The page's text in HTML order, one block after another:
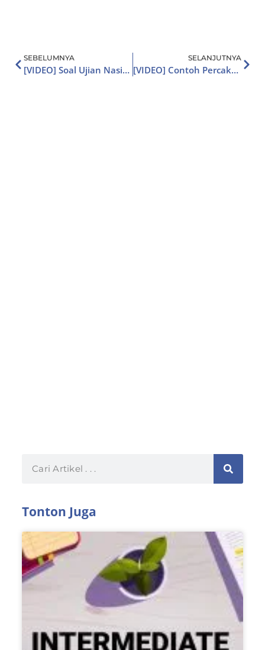
SEBELUMNYA
[VIDEO] Soal Ujian Nasional Bahasa Inggris SMA SMK 2018 2019 – NOUNS
SELANJUTNYA
[VIDEO] Contoh Percakapan Bahasa Inggris Dengan Turis Di Tempat Wisata
Tonton Juga